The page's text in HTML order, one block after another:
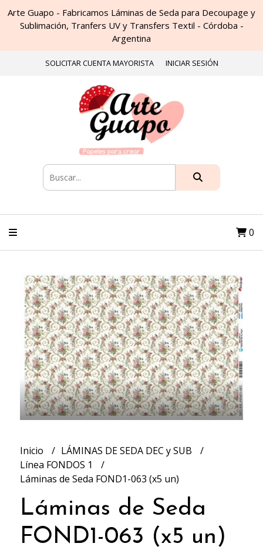
Arte Guapo - Fabricamos Láminas de Seda para Decoupage y
Sublimación, Tranfers UV y Transfers Textil - Córdoba -
Argentina
SOLICITAR CUENTA MAYORISTA INICIAR SESIÓN
0
Inicio
LÁMINAS DE SEDA DEC y SUB
Línea FONDOS 1
Láminas de Seda FOND1-063 (x5 un)
Láminas de Seda
FOND1-063 (x5 un)